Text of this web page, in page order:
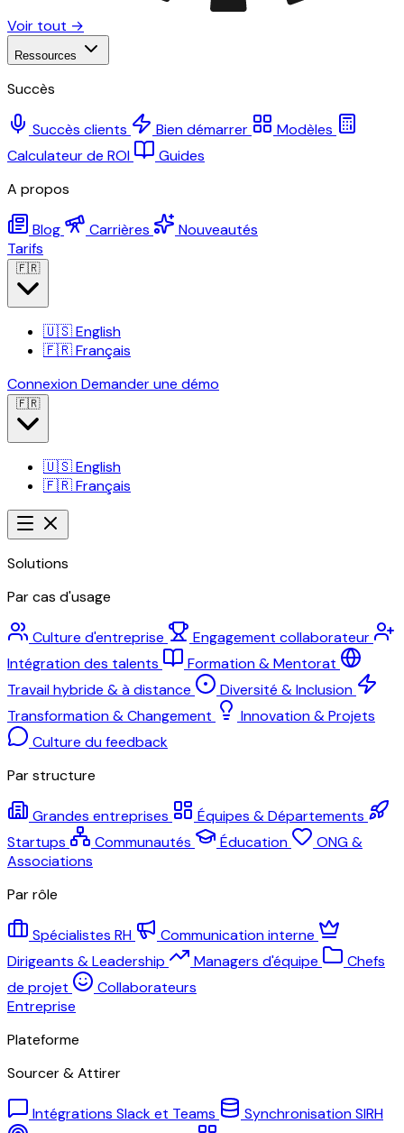
Voir tout →
Ressources
Succès
Succès clients Bien démarrer
Modèles
Calculateur de ROI
Guides
A propos
Blog Carrières
Nouveautés
Tarifs
🇫🇷
🇺🇸English
🇫🇷Français
ConnexionDemander une démo
🇫🇷
🇺🇸English
🇫🇷Français
Solutions
Par cas d'usage
Culture d'entreprise
Engagement collaborateur
Intégration des talents
Formation & Mentorat
Travail hybride & à distance
Diversité & Inclusion
Transformation & Changement
Innovation & Projets
Culture du feedback
Par structure
Grandes entreprises
Équipes & Départements
Startups
Communautés Éducation
ONG &
Associations
Par rôle
Spécialistes RH
Communication interne
Dirigeants & Leadership
Managers d'équipe
Chefs
de projet
Collaborateurs
Entreprise
Plateforme
Sourcer & Attirer
Intégrations Slack et Teams
Synchronisation SIRH